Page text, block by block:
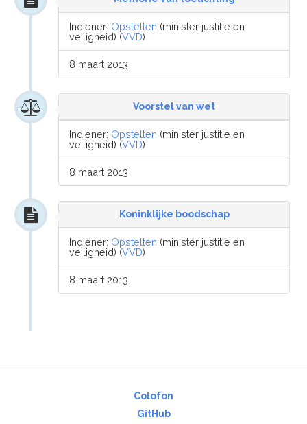
Indiener: Opstelten (minister justitie en
veiligheid) (VVD)
8 maart 2013
Voorstel van wet
Indiener: Opstelten (minister justitie en
veiligheid) (VVD)
8 maart 2013
Koninklijke boodschap
Indiener: Opstelten (minister justitie en
veiligheid) (VVD)
8 maart 2013
Colofon
GitHub